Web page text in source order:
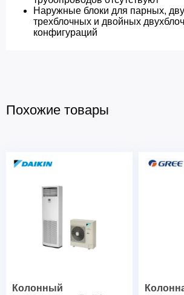
Наружные блоки для парных,
трехблочных и двойных
конфигураций
Похожие товары
Колонный